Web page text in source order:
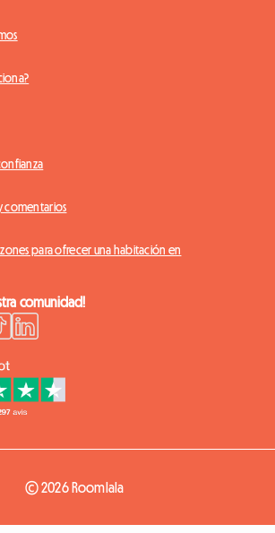
comentarios
para ofrecer una habitación en
comunidad!
© 2026 Roomlala